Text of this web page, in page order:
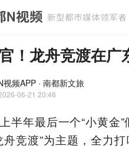
！龙舟竞渡在广
视频APP · 南都新文旅
06-21 20:46
半年最后一个“小黄金
舟竞渡”为主题，全力